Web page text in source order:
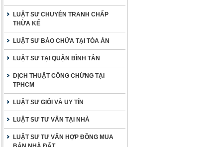
LUẬT SƯ CHUYÊN TRANH CHẤP
THỪA KẾ
LUẬT SƯ BÀO CHỮA TẠI TÒA ÁN
LUẬT SƯ TẠI QUẬN BÌNH TÂN
DỊCH THUẬT CÔNG CHỨNG TẠI
TPHCM
LUẬT SƯ GIỎI VÀ UY TÍN
LUẬT SƯ TƯ VẤN TẠI NHÀ
LUẬT SƯ TƯ VẤN HỢP ĐỒNG MUA